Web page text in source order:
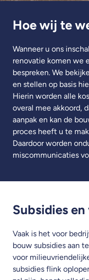
Hoe wij te
Wanneer u ons
renovatie komen we
bespreken. We
en stellen op basis
Hierin worden alle
overal mee akkoord,
aanpak en kan de
proces heeft u te
Daardoor worden
miscommunicaties
Subsidies
Vaak is het voor
bouw subsidies aan
voor
subsidies flink